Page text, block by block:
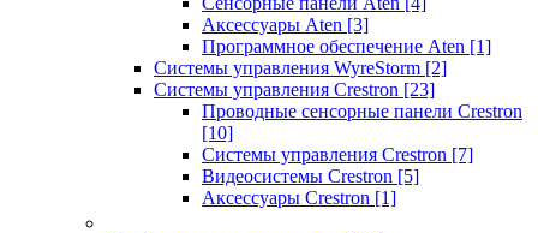
Аксессуары Aten [3]
Программное обеспечение Aten [1]
Системы управления WyreStorm [2]
Системы управления Crestron [23]
Проводные сенсорные панели Crestron
[10]
Системы управления Crestron [7]
Видеосистемы Crestron [5]
Аксессуары Crestron [1]